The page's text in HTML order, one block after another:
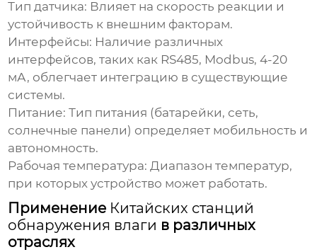
Тип датчика: Влияет на скорость реакции и
устойчивость к внешним факторам.
Интерфейсы: Наличие различных
интерфейсов, таких как RS485, Modbus, 4-20
мА, облегчает интеграцию в существующие
системы.
Питание: Тип питания (батарейки, сеть,
солнечные панели) определяет мобильность и
автономность.
Рабочая температура: Диапазон температур,
при которых устройство может работать.
Применение Китайских станций
обнаружения влаги в различных
отраслях